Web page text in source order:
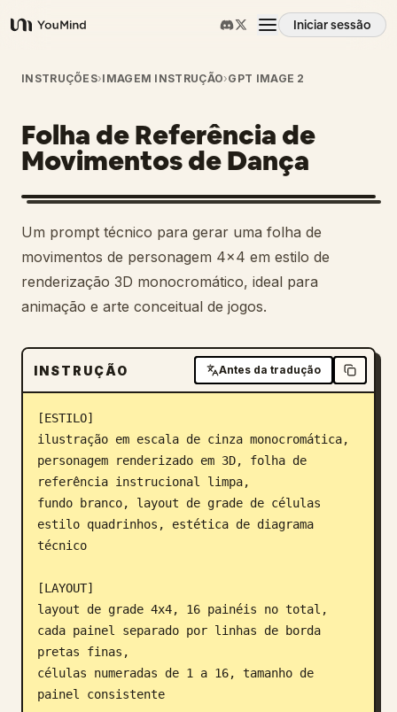
YouMind
Iniciar sessão
Visão geral
Casos de uso
Habilidades
Prompts
Preços
Transferir
Blogue
Atualizações
INSTRUÇÕES›IMAGEM INSTRUÇÃO›GPT IMAGE 2
Folha de Referência de
Movimentos de Dança
Um prompt técnico para gerar uma folha de
movimentos de personagem 4x4 em estilo de
renderização 3D monocromático, ideal para
animação e arte conceitual de jogos.
INSTRUÇÃO Antes da tradução
[ESTILO]
ilustração em escala de cinza monocromática,
personagem renderizado em 3D, folha de
referência instrucional limpa,
fundo branco, layout de grade de células
estilo quadrinhos, estética de diagrama
técnico
[LAYOUT]
layout de grade 4x4, 16 painéis no total,
cada painel separado por linhas de borda
pretas finas,
células numeradas de 1 a 16, tamanho de
painel consistente